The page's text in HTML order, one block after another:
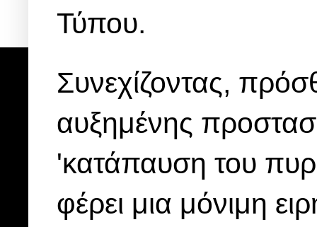
Τύπου.
Συνεχίζοντας,
αυξημένης
'κατάπαυση του
φέρει μια μόνιμη